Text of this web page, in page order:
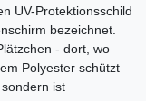
UV-Protektionsschild
bezeichnet.
- dort, wo
Polyester schützt
ist